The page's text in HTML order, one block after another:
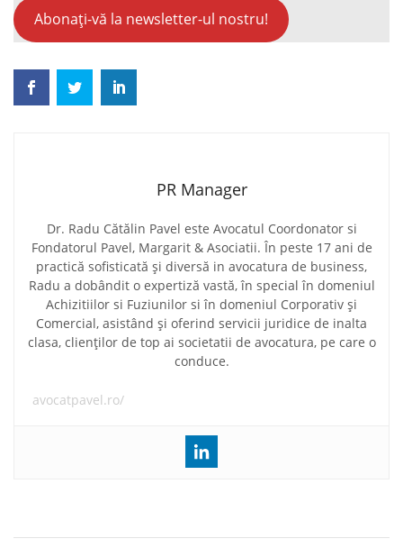
Abonați-vă la newsletter-ul nostru!
PR Manager
Dr. Radu Cătălin Pavel este Avocatul Coordonator si
Fondatorul Pavel, Margarit & Asociatii. În peste 17 ani de
practică sofisticată și diversă in avocatura de business,
Radu a dobândit o expertiză vastă, în special în domeniul
Achizitiilor si Fuziunilor si în domeniul Corporativ și
Comercial, asistând și oferind servicii juridice de inalta
clasa, clienților de top ai societatii de avocatura, pe care o
conduce.
avocatpavel.ro/